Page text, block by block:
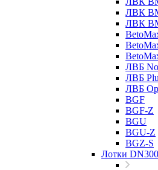
ЛВК
ЛВК
ЛВБ
ЛВБ
ЛВБ
BGF
BGF-Z
BGU
BGU-Z
BGZ-S
Лотки DN300